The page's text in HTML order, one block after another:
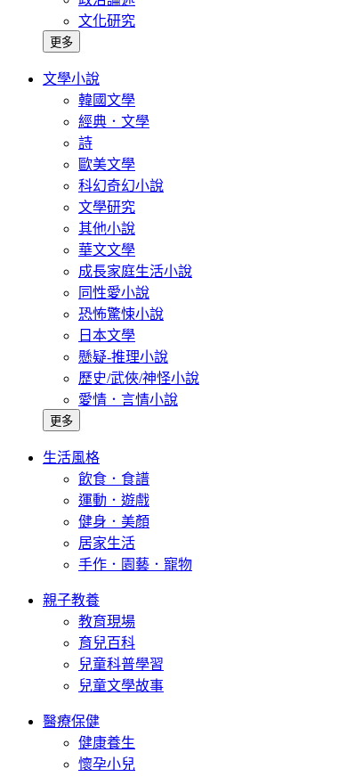
文化研究
更多
文學小說
韓國文學
經典．文學
詩
歐美文學
科幻奇幻小說
文學研究
其他小說
華文文學
成長家庭生活小說
同性愛小說
恐怖驚悚小說
日本文學
懸疑-推理小說
歷史/武俠/神怪小說
愛情．言情小說
更多
生活風格
飲食．食譜
運動．遊戲
健身．美顏
居家生活
手作．園藝．寵物
親子教養
教育現場
育兒百科
兒童科普學習
兒童文學故事
醫療保健
健康養生
懷孕小兒